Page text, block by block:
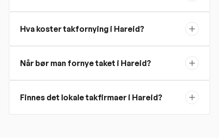
Hva koster takfornying i Hareid?
Når bør man fornye taket i Hareid?
Finnes det lokale takfirmaer i Hareid?